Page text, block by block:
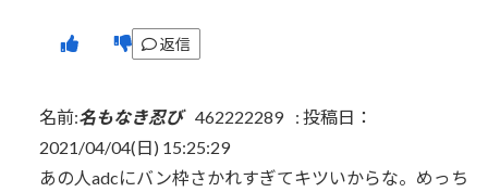
返信
名前:名もなき忍び 462222289 : 投稿日：
2021/04/04(日) 15:25:29
あの人adcにバン枠さかれすぎてキツいからな。めっち